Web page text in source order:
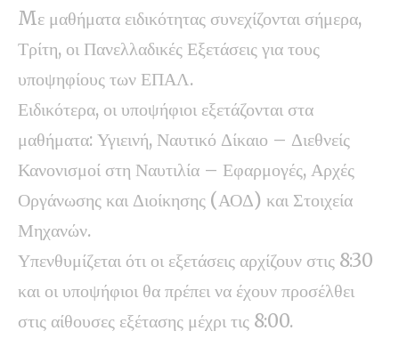
Mε μαθήματα ειδικότητας συνεχίζονται σήμερα,
Τρίτη, οι Πανελλαδικές Εξετάσεις για τους
υποψηφίους των ΕΠΑΛ.
Ειδικότερα, οι υποψήφιοι εξετάζονται στα
μαθήματα: Υγιεινή, Ναυτικό Δίκαιο – Διεθνείς
Κανονισμοί στη Ναυτιλία – Εφαρμογές, Αρχές
Οργάνωσης και Διοίκησης (ΑΟΔ) και Στοιχεία
Μηχανών.
Υπενθυμίζεται ότι οι εξετάσεις αρχίζουν στις 8:30
και οι υποψήφιοι θα πρέπει να έχουν προσέλθει
στις αίθουσες εξέτασης μέχρι τις 8:00.